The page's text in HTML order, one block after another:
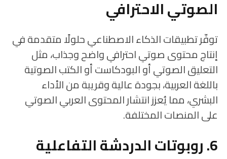
الصوتي الاحترافي
توفّر تطبيقات الذكاء الاصطناعي حلولًا متقدمة في
إنتاج محتوى صوتي احترافي واضح وجذاب، مثل
التعليق الصوتي أو البودكاست أو الكتب الصوتية
باللغة العربية، بجودة عالية وقريبة من الأداء
البشري، مما يُعزز انتشار المحتوى العربي الصوتي
على المنصات المختلفة.
6. روبوتات الدردشة التفاعلية